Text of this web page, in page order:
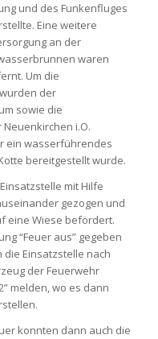
und des Funkenfluges
Eine weitere
an der
waren
Um die
der
sowie die
i.O.
ein wasserführendes
bereitgestellt wurde.
mit Hilfe
gezogen und
eine Wiese befördert.
“Feuer aus” gegeben
Einsatzstelle nach
der Feuerwehr
melden, wo es dann
konnten dann auch die